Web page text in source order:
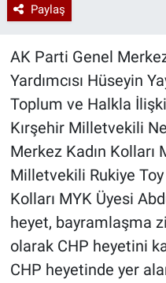
Paylaş
AK Parti Genel
Yardımcısı Hüseyin
Toplum ve Halkla
Kırşehir Milletvekili
Merkez Kadın Kolları
Milletvekili Rukiye
Kolları MYK Üyesi
heyet, bayramlaşma
olarak CHP heyetini
CHP heyetinde yer
Ramazan